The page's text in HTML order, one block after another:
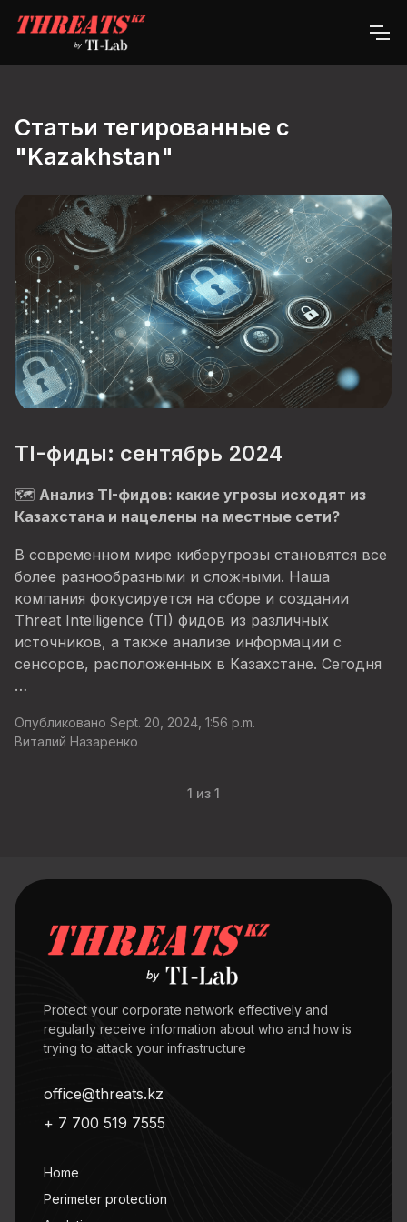
Статьи тегированные с
"Kazakhstan"
TI-фиды: сентябрь 2024
🗺️ Анализ TI-фидов: какие угрозы исходят из
Казахстана и нацелены на местные сети?
В современном мире киберугрозы становятся все
более разнообразными и сложными. Наша
компания фокусируется на сборе и создании
Threat Intelligence (TI) фидов из различных
источников, а также анализе информации с
сенсоров, расположенных в Казахстане. Сегодня
…
Опубликовано Sept. 20, 2024, 1:56 p.m.
Виталий Назаренко
1 из 1
Protect your corporate network effectively and
regularly receive information about who and how is
trying to attack your infrastructure
office@threats.kz
+ 7 700 519 7555
Home
Perimeter protection